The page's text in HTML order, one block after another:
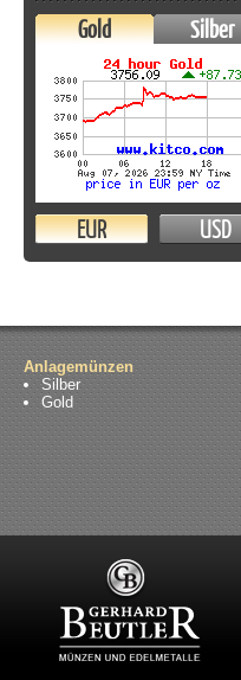
Gold Silber
EUR USD
Anlagemünzen
Silber
Gold